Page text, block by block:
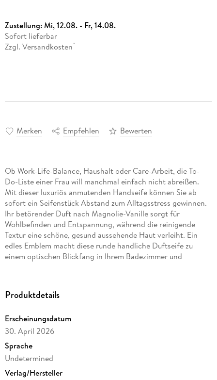
Zustellung:Mi, 12.08. - Fr, 14.08.
Sofort lieferbar
Zzgl. Versandkosten *
Merken Empfehlen Bewerten
Ob Work-Life-Balance, Haushalt oder Care-Arbeit, die To-
Do-Liste einer Frau will manchmal einfach nicht abreißen.
Mit dieser luxuriös anmutenden Handseife können Sie ab
sofort ein Seifenstück Abstand zum Alltagsstress gewinnen.
Ihr betörender Duft nach Magnolie-Vanille sorgt für
Wohlbefinden und Entspannung, während die reinigende
Textur eine schöne, gesund aussehende Haut verleiht. Ein
edles Emblem macht diese runde handliche Duftseife zu
einem optischen Blickfang in Ihrem Badezimmer und
lieben Mama, einer guten Freundin oder alldenjenigen eine
Freude, denen Sie Verwöhnmomente im Alltag bescheren
Seife mit harmonischem Magnolien-Vanille-Duft
in eleganter Geschenkverpackung
für wohltuende Verwöhnmomente
Produktdetails
Erscheinungsdatum
30. April 2026
Sprache
Undetermined
Verlag/Hersteller